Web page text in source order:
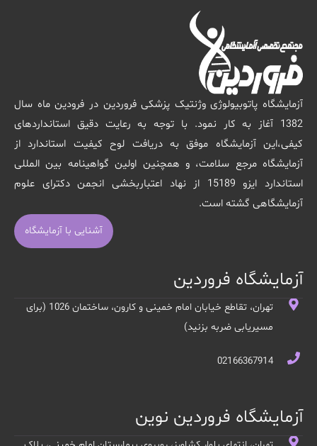
آزمایشگاه پاتوبیولوژی وژنتیک پزشکی فروردین در فرودین ماه سال
1382 آغاز به کار نمود. با توجه به رعایت دقیق استانداردهای
کیفی،این آزمایشگاه موفق به دریافت لوح کیفیت استاندارد از
آزمایشگاه مرجع سلامت، و همچنین اولین گواهینامه بین المللی
استاندارد ایزو 15189 از نهاد اعتباربخشی انجمن دکترای علوم
آزمایشگاهی گشته است.
آشنایی با آزمایشگاه
آزمایشگاه فروردین
تهران، تقاطع خیابان امام خمینی و کارون، ساختمان 1026 (برای
مسیریابی ضربه بزنید)
02166367914
آزمایشگاه فروردین نوین